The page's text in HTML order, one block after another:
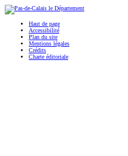
Haut de page
Accessibilité
Plan du site
Mentions légales
Crédits
Charte éditoriale